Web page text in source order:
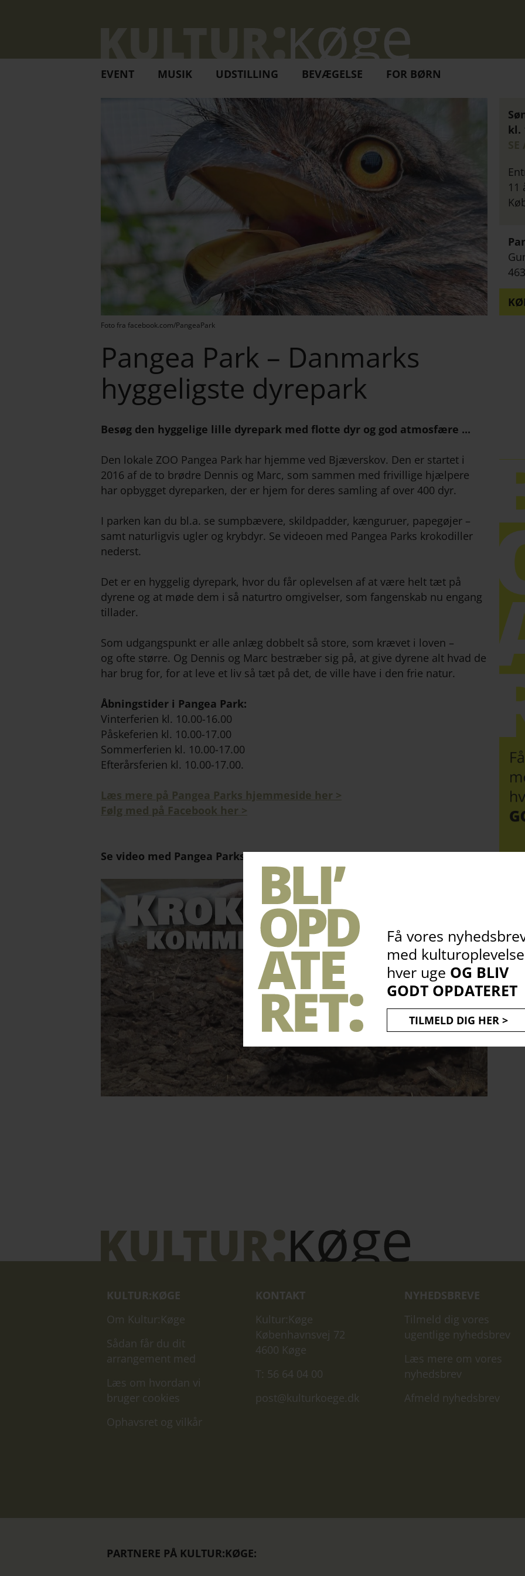
Få vores
med
hver uge OG BLIV
GODT OPDATERET
TILMELD DIG HER >
EVENT MUSIK UDSTILLING BEVÆGELSE FOR BØRN
Foto fra facebook.com/PangeaPark
kl.
11
Pangea Park – Danmarks
hyggeligste dyrepark
Besøg den hyggelige lille dyrepark med flotte dyr og god atmosfære ...
Den lokale ZOO Pangea Park har hjemme ved Bjæverskov. Den er startet i
2016 af de to brødre Dennis og Marc, som sammen med frivillige hjælpere
har opbygget dyreparken, der er hjem for deres samling af over 400 dyr.
I parken kan du bl.a. se sumpbævere, skildpadder, kænguruer, papegøjer –
samt naturligvis ugler og krybdyr. Se videoen med Pangea Parks krokodiller
nederst.
Det er en hyggelig dyrepark, hvor du får oplevelsen af at være helt tæt på
dyrene og at møde dem i så naturtro omgivelser, som fangenskab nu engang
tillader.
Som udgangspunkt er alle anlæg dobbelt så store, som krævet i loven –
og ofte større. Og Dennis og Marc bestræber sig på, at give dyrene alt hvad de
har brug for, for at leve et liv så tæt på det, de ville have i den frie natur.
Åbningstider i Pangea Park:
Vinterferien kl. 10.00-16.00
Påskeferien kl. 10.00-17.00
Sommerferien kl. 10.00-17.00
Efterårsferien kl. 10.00-17.00.
Læs mere på Pangea Parks hjemmeside her >
Følg med på Facebook her >
Se video med Pangea Parks krokodiller:
KULTUR:KØGE
Om Kultur:Køge
Sådan får du dit
arrangement med
Læs om hvordan vi
bruger cookies
Ophavsret og vilkår
KONTAKT
Kultur:Køge
Københavnsvej 72
4600 Køge
T: 56 64 04 00
post@kulturkoege.dk
NYHEDSBREVE
Tilmeld dig vores
ugentlige nyhedsbrev
Læs mere om vores
nyhedsbrev
Afmeld nyhedsbrev
PARTNERE PÅ KULTUR:KØGE: